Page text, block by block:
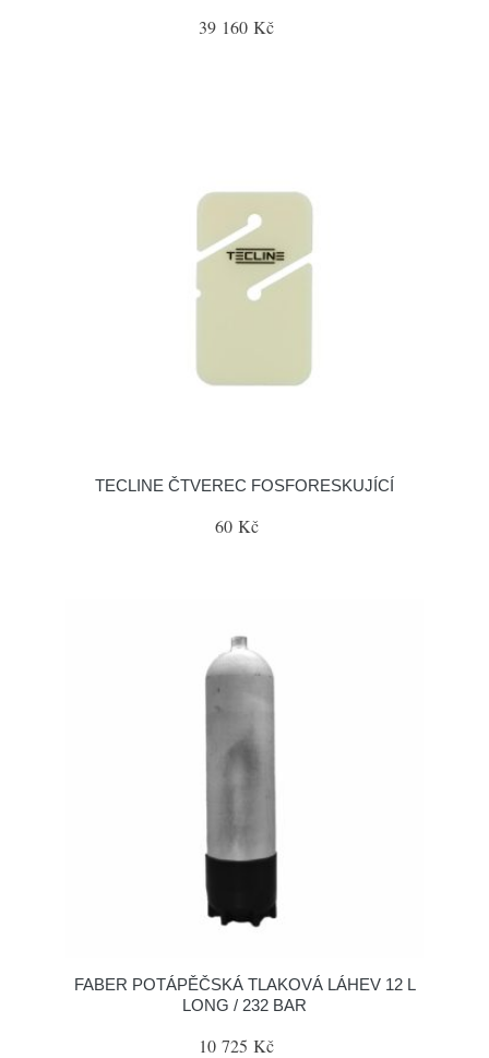
39 160 Kč
TECLINE ČTVEREC FOSFORESKUJÍCÍ
60 Kč
FABER POTÁPĚČSKÁ TLAKOVÁ LÁHEV 12 L
LONG / 232 BAR
10 725 Kč